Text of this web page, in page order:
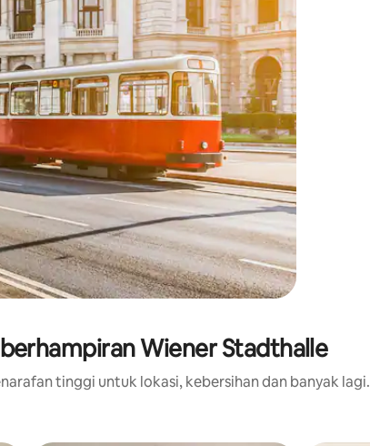
Wiener Stadthalle
tinggi untuk lokasi, kebersihan dan banyak lagi.